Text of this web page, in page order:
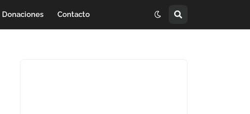
Donaciones Contacto